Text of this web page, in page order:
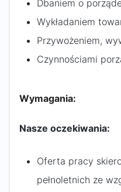
Dbaniem o
Wykładaniem
Przywożeniem,
Czynnościami
Wymagania:
Nasze oczekiwania:
Oferta pracy
pełnoletnich ze